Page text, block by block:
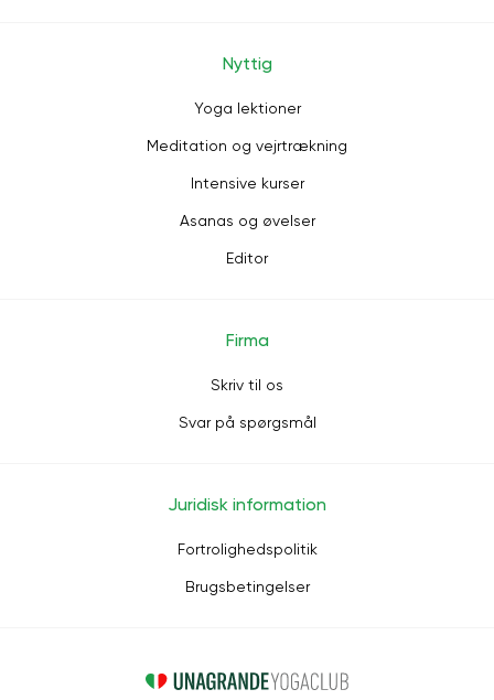
Nyttig
Yoga lektioner
Meditation og vejrtrækning
Intensive kurser
Asanas og øvelser
Editor
Firma
Skriv til os
Svar på spørgsmål
Juridisk information
Fortrolighedspolitik
Brugsbetingelser